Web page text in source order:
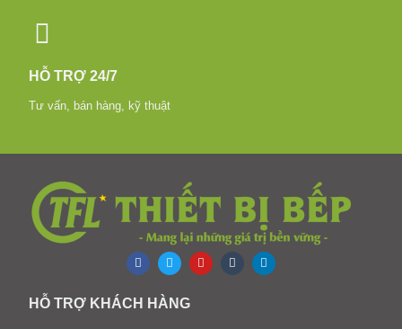
HỖ TRỢ 24/7
Tư vấn, bán hàng, kỹ thuật
HỖ TRỢ KHÁCH HÀNG